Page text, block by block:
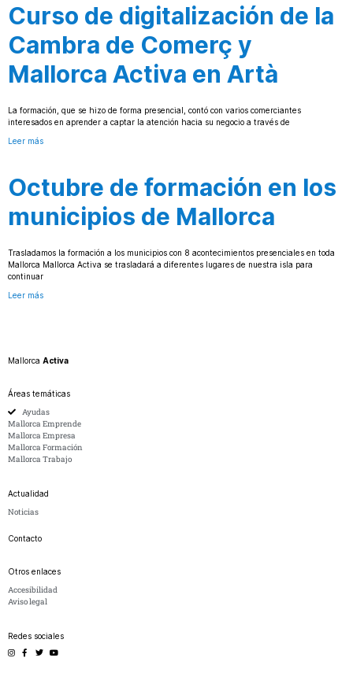
Curso de digitalización de la
Cambra de Comerç y
Mallorca Activa en Artà
La formación, que se hizo de forma presencial, contó con varios comerciantes
interesados en aprender a captar la atención hacia su negocio a través de
Leer más
Octubre de formación en los
municipios de Mallorca
Trasladamos la formación a los municipios con 8 acontecimientos presenciales en toda
Mallorca Mallorca Activa se trasladará a diferentes lugares de nuestra isla para
continuar
Leer más
Mallorca Activa
Áreas temáticas
Ayudas
Mallorca Emprende
Mallorca Empresa
Mallorca Formación
Mallorca Trabajo
Actualidad
Noticias
Contacto
Otros enlaces
Accesibilidad
Aviso legal
Redes sociales